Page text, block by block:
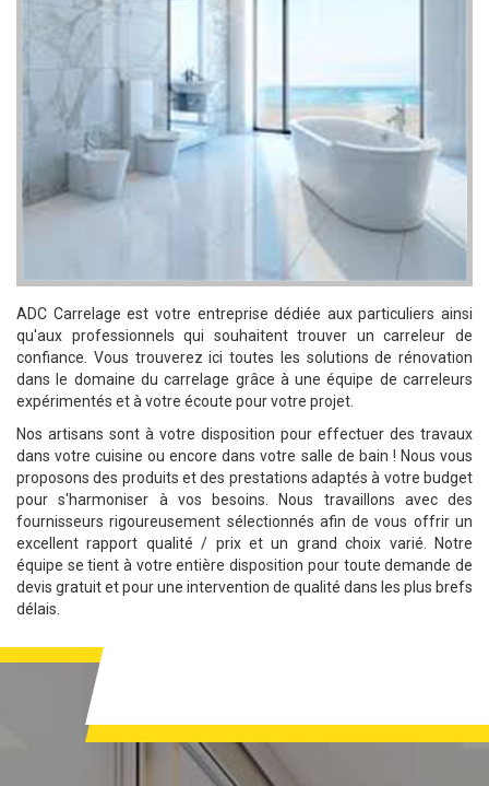
ADC Carrelage est votre entreprise dédiée aux particuliers ainsi
qu'aux professionnels qui souhaitent trouver un carreleur de
confiance. Vous trouverez ici toutes les solutions de rénovation
dans le domaine du carrelage grâce à une équipe de carreleurs
expérimentés et à votre écoute pour votre projet.
Nos artisans sont à votre disposition pour effectuer des travaux
dans votre cuisine ou encore dans votre salle de bain ! Nous vous
proposons des produits et des prestations adaptés à votre budget
pour s'harmoniser à vos besoins. Nous travaillons avec des
fournisseurs rigoureusement sélectionnés afin de vous offrir un
excellent rapport qualité / prix et un grand choix varié. Notre
équipe se tient à votre entière disposition pour toute demande de
devis gratuit et pour une intervention de qualité dans les plus brefs
délais.